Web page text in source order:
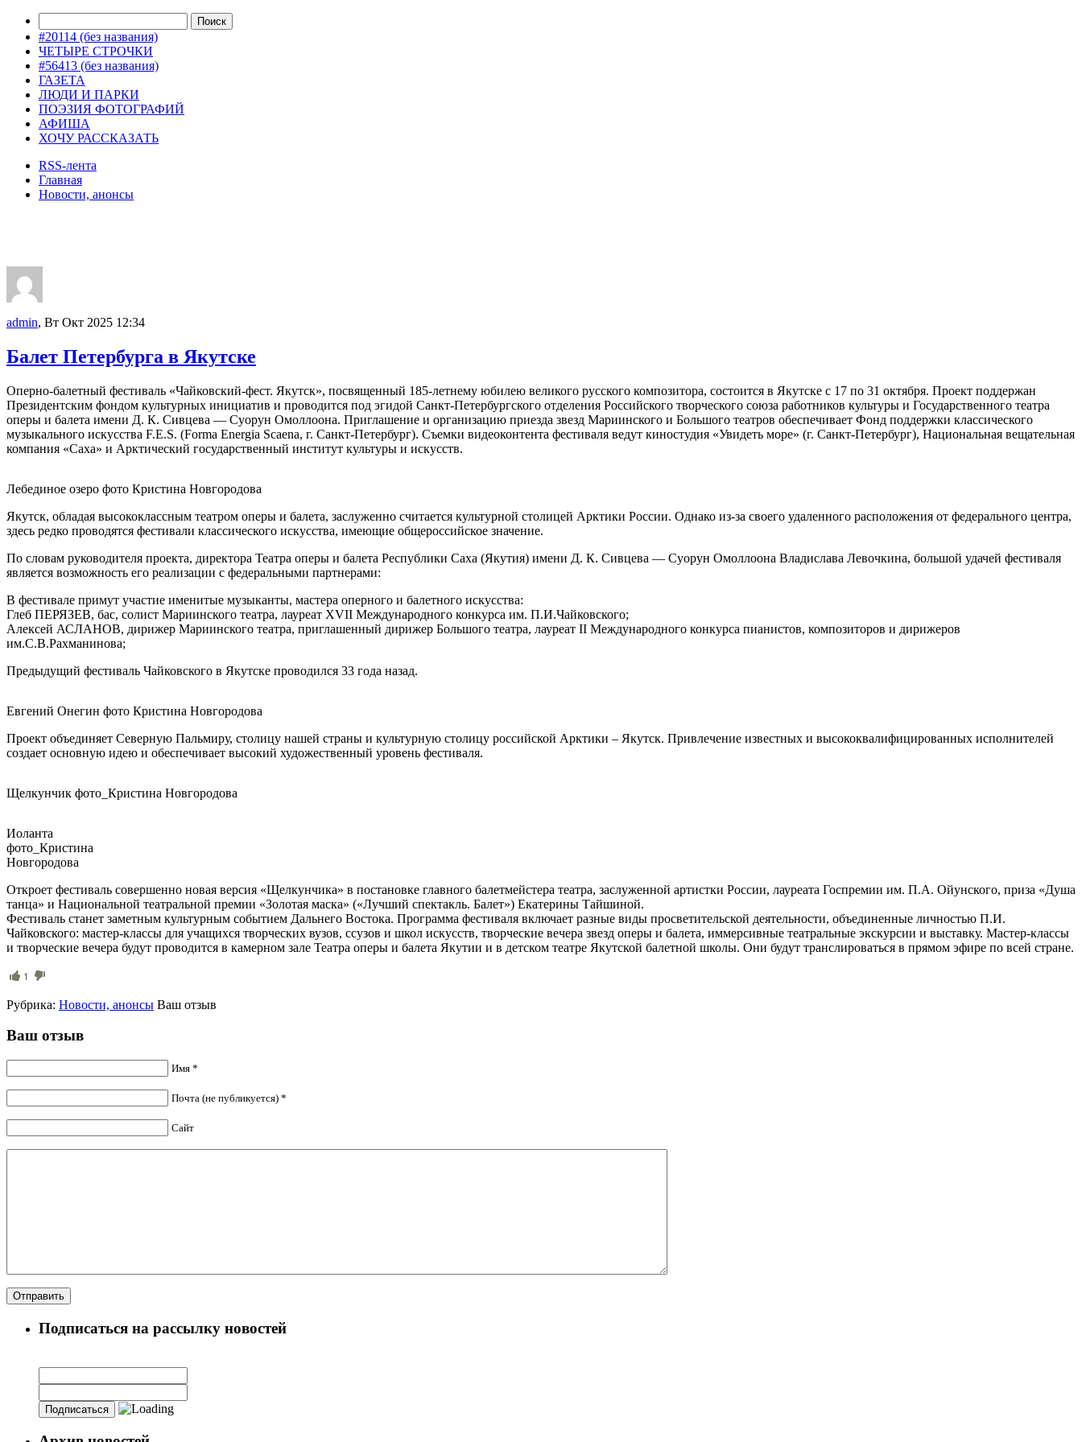
#20114 (без названия)
ЧЕТЫРЕ СТРОЧКИ
#56413 (без названия)
ГАЗЕТА
ЛЮДИ И ПАРКИ
ПОЭЗИЯ ФОТОГРАФИЙ
АФИША
ХОЧУ РАССКАЗАТЬ
RSS-лента
Главная
Новости, анонсы
admin, Вт Окт 2025 12:34
Балет Петербурга в Якутске
Оперно-балетный фестиваль «Чайковский-фест. Якутск», посвященный 185-летнему юбилею великого русского композитора, состоится в Якутске с 17 по 31 октября. Проект поддержан
Президентским фондом культурных инициатив и проводится под эгидой Санкт-Петербургского отделения Российского творческого союза работников культуры и Государственного театра
оперы и балета имени Д. К. Сивцева — Суорун Омоллоона. Приглашение и организацию приезда звезд Мариинского и Большого театров обеспечивает Фонд поддержки классического
музыкального искусства F.E.S. (Forma Energia Scaena, г. Санкт-Петербург). Съемки видеоконтента фестиваля ведут киностудия «Увидеть море» (г. Санкт-Петербург), Национальная вещательная
компания «Саха» и Арктический государственный институт культуры и искусств.
Лебединое озеро фото Кристина Новгородова
Якутск, обладая высококлассным театром оперы и балета, заслуженно считается культурной столицей Арктики России. Однако из-за своего удаленного расположения от федерального центра,
здесь редко проводятся фестивали классического искусства, имеющие общероссийское значение.
По словам руководителя проекта, директора Театра оперы и балета Республики Саха (Якутия) имени Д. К. Сивцева — Суорун Омоллоона Владислава Левочкина, большой удачей фестиваля
является возможность его реализации с федеральными партнерами:
В фестивале примут участие именитые музыканты, мастера оперного и балетного искусства:
Глеб ПЕРЯЗЕВ, бас, солист Мариинского театра, лауреат XVII Международного конкурса им. П.И.Чайковского;
Алексей АСЛАНОВ, дирижер Мариинского театра, приглашенный дирижер Большого театра, лауреат II Международного конкурса пианистов, композиторов и дирижеров
им.С.В.Рахманинова;
Предыдущий фестиваль Чайковского в Якутске проводился 33 года назад.
Евгений Онегин фото Кристина Новгородова
Проект объединяет Северную Пальмиру, столицу нашей страны и культурную столицу российской Арктики – Якутск. Привлечение известных и высококвалифицированных исполнителей
создает основную идею и обеспечивает высокий художественный уровень фестиваля.
Щелкунчик фото_Кристина Новгородова
Иоланта
фото_Кристина
Новгородова
Откроет фестиваль совершенно новая версия «Щелкунчика» в постановке главного балетмейстера театра, заслуженной артистки России, лауреата Госпремии им. П.А. Ойунского, приза «Душа
танца» и Национальной театральной премии «Золотая маска» («Лучший спектакль. Балет») Екатерины Тайшиной.
Фестиваль станет заметным культурным событием Дальнего Востока. Программа фестиваля включает разные виды просветительской деятельности, объединенные личностью П.И.
Чайковского: мастер-классы для учащихся творческих вузов, ссузов и школ искусств, творческие вечера звезд оперы и балета, иммерсивные театральные экскурсии и выставку. Мастер-классы
и творческие вечера будут проводится в камерном зале Театра оперы и балета Якутии и в детском театре Якутской балетной школы. Они будут транслироваться в прямом эфире по всей стране.
1
Рубрика: Новости, анонсы Ваш отзыв
Ваш отзыв
Имя *
Почта (не публикуется) *
Сайт
Подписаться на рассылку новостей